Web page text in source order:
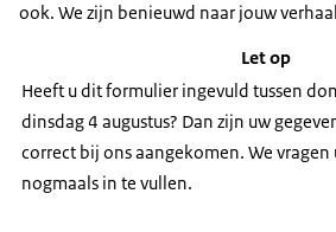
ook. We zijn benieuwd naar jouw
Let op
Heeft u dit formulier ingevuld tussen
dinsdag 4 augustus? Dan zijn uw
correct bij ons aangekomen. We
nogmaals in te vullen.